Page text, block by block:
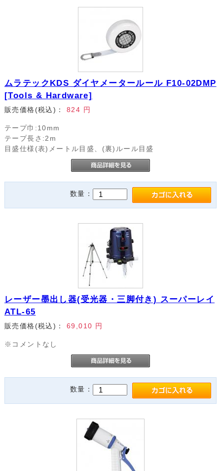
ムラテックKDS ダイヤメータールール F10-02DMP
[Tools & Hardware]
販売価格(税込)： 824 円
テープ巾:10mm
テープ長さ:2m
目盛仕様(表)メートル目盛、(裏)ルール目盛
数量：
レーザー墨出し器(受光器・三脚付き) スーパーレイ
ATL-65
販売価格(税込)： 69,010 円
※コメントなし
数量：